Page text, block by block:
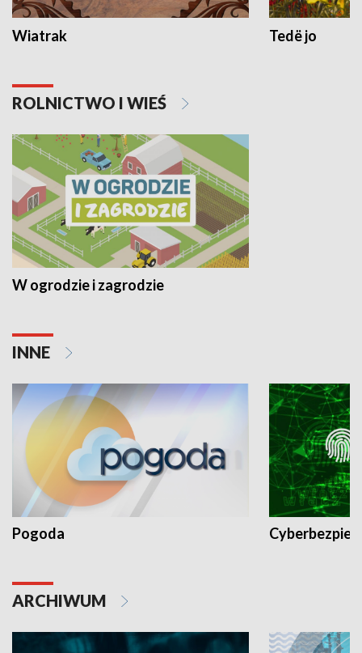
Wiatrak Tedë jo
ROLNICTWO I WIEŚ
W ogrodzie i zagrodzie
INNE
Pogoda
ARCHIWUM